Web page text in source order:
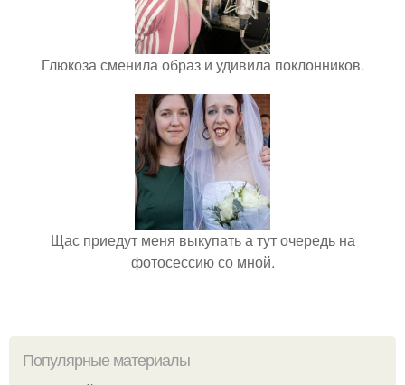
Глюкоза сменила образ и удивила поклонников.
Щас приедут меня выкупать а тут очередь на
фотосессию со мной.
Популярные материалы